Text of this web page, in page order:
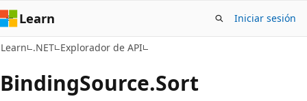
Learn Iniciar sesión
Learn .NET Explorador de API
BindingSource.Sort